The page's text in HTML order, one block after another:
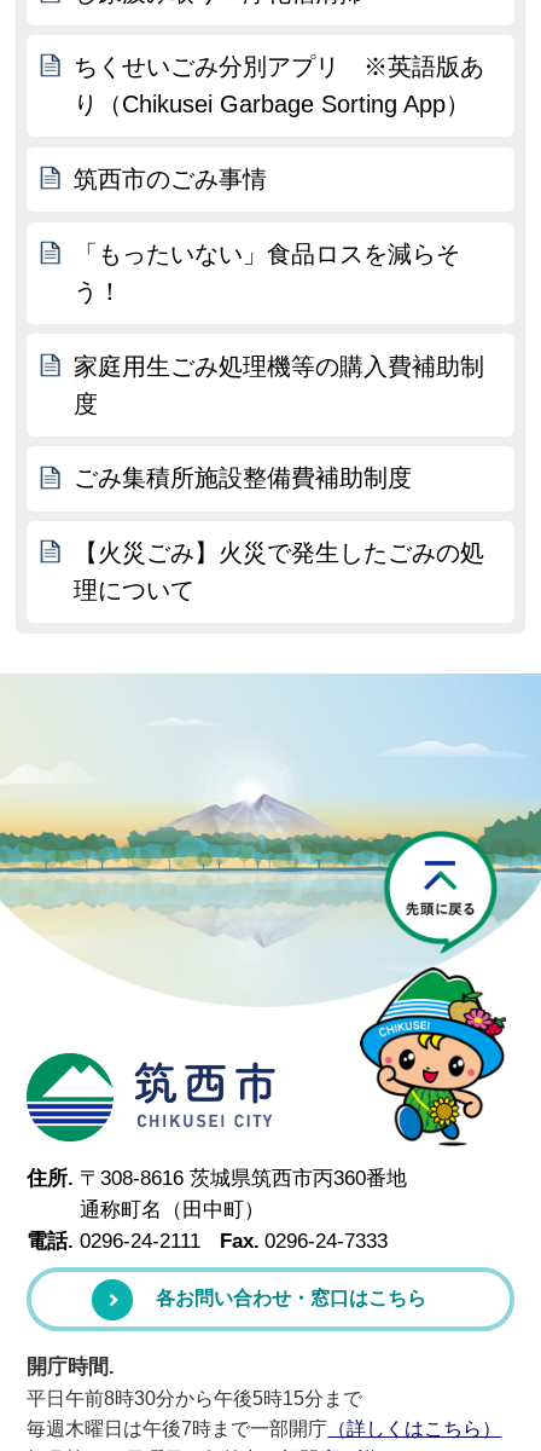
ちくせいごみ分別アプリ ※英語版あ
り（Chikusei Garbage Sorting App）
筑西市のごみ事情
「もったいない」食品ロスを減らそ
う！
家庭用生ごみ処理機等の購入費補助制
度
ごみ集積所施設整備費補助制度
【火災ごみ】火災で発生したごみの処
理について
筑西市
住所. 〒308-8616 茨城県筑西市丙360番地
通称町名（田中町）
電話. 0296-24-2111 Fax. 0296-24-7333
各お問い合わせ・窓口はこちら
開庁時間.
平日午前8時30分から午後5時15分まで
毎週木曜日は午後7時まで一部開庁 （詳しくはこちら）